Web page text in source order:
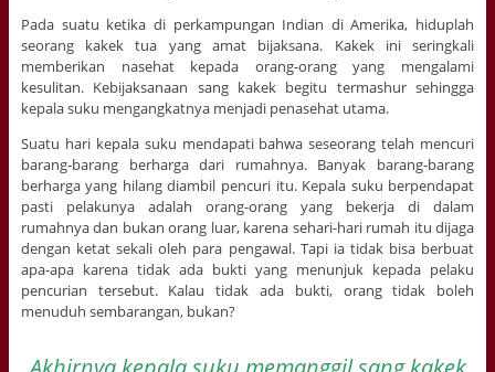
Pada suatu ketika di perkampungan Indian di Amerika, hiduplah
seorang kakek tua yang amat bijaksana. Kakek ini seringkali
memberikan nasehat kepada orang-orang yang mengalami
kesulitan. Kebijaksanaan sang kakek begitu termashur sehingga
kepala suku mengangkatnya menjadi penasehat utama.
Suatu hari kepala suku mendapati bahwa seseorang telah mencuri
barang-barang berharga dari rumahnya. Banyak barang-barang
berharga yang hilang diambil pencuri itu. Kepala suku berpendapat
pasti pelakunya adalah orang-orang yang bekerja di dalam
rumahnya dan bukan orang luar, karena sehari-hari rumah itu dijaga
dengan ketat sekali oleh para pengawal. Tapi ia tidak bisa berbuat
apa-apa karena tidak ada bukti yang menunjuk kepada pelaku
pencurian tersebut. Kalau tidak ada bukti, orang tidak boleh
menuduh sembarangan, bukan?